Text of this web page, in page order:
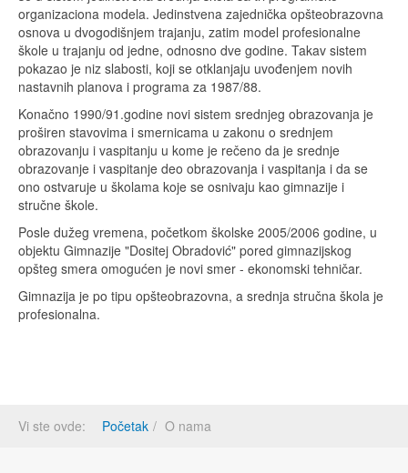
organizaciona modela. Jedinstvena zajednička opšteobrazovna
osnova u dvogodišnjem trajanju, zatim model profesionalne
škole u trajanju od jedne, odnosno dve godine. Takav sistem
pokazao je niz slabosti, koji se otklanjaju uvođenjem novih
nastavnih planova i programa za 1987/88.
Konačno 1990/91.godine novi sistem srednjeg obrazovanja je
proširen stavovima i smernicama u zakonu o srednjem
obrazovanju i vaspitanju u kome je rečeno da je srednje
obrazovanje i vaspitanje deo obrazovanja i vaspitanja i da se
ono ostvaruje u školama koje se osnivaju kao gimnazije i
stručne škole.
Posle dužeg vremena, početkom školske 2005/2006 godine, u
objektu Gimnazije "Dositej Obradović" pored gimnazijskog
opšteg smera omogućen je novi smer - ekonomski tehničar.
Gimnazija je po tipu opšteobrazovna, a srednja stručna škola je
profesionalna.
Vi ste ovde: Početak O nama